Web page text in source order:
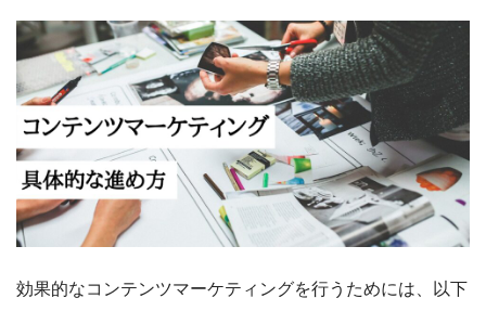
効果的なコンテンツマーケティングを行うためには、以下